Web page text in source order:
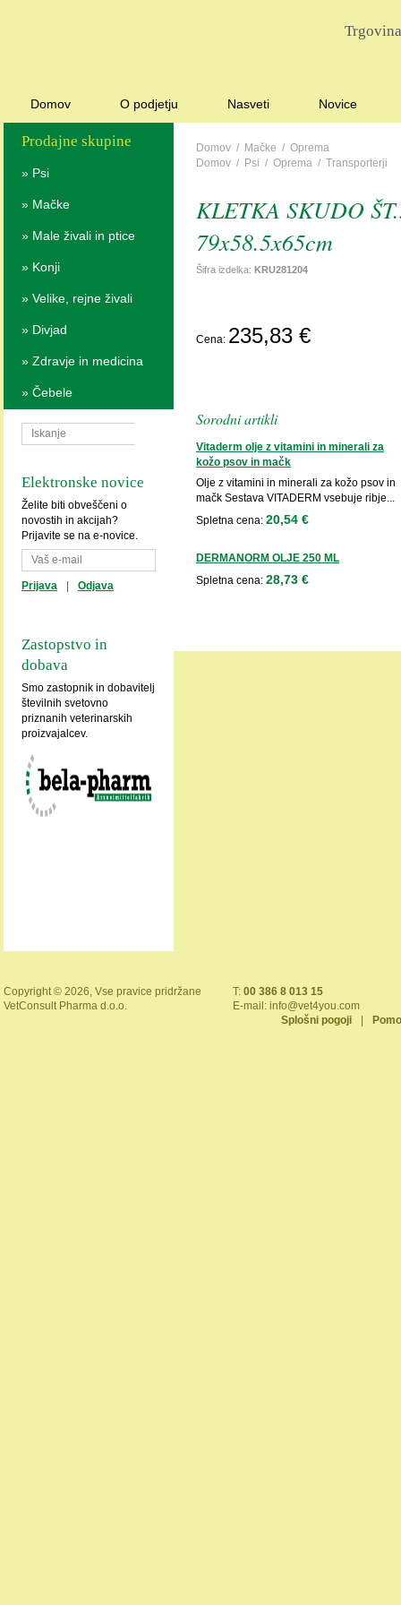
Domov O podjetju Nasveti Novice
Prodajne skupine
» Psi
» Mačke
» Male živali in ptice
» Konji
» Velike, rejne živali
» Divjad
» Zdravje in medicina
» Čebele
Elektronske novice
Želite biti obveščeni o
novostih in akcijah?
Prijavite se na e-novice.
Prijava Odjava
Zastopstvo in
dobava
Smo zastopnik in dobavitelj
številnih svetovno
priznanih veterinarskih
proizvajalcev.
Domov / Mačke / Oprema
Domov / Psi / Oprema / Transporterji
KLETKA SKUDO
79x58.5x65cm
Šifra izdelka: KRU281204
Cena: 235,83 €
Sorodni artikli
Vitaderm olje z vitamini in minerali za
kožo psov in mačk
Olje z vitamini in minerali za kožo psov in
mačk Sestava VITADERM vsebuje ribje...
Spletna cena: 20,54 €
DERMANORM OLJE 250 ML
Spletna cena: 28,73 €
Copyright © 2026, Vse pravice pridržane
VetConsult Pharma d.o.o.
T: 00 386 8 013 15
E-mail: info@vet4you.com
Splošni pogoji